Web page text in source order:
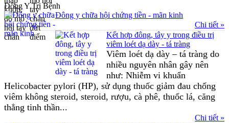
Đông Y Trị Bệnh
Đông y chữa hội chứng tiền - mãn kinh
Chi tiết »
Kết hợp đông, tây y trong điều trị
viêm loét dạ dày - tá tràng
Viêm loét dạ dày – tá tràng do
nhiều nguyên nhân gây nên
như: Nhiễm vi khuẩn
Helicobacter pylori (HP), sử dụng thuốc giảm đau chống
viêm không steroid, steroid, rượu, cà phê, thuốc lá, căng
thẳng tinh thần...
Chi tiết »